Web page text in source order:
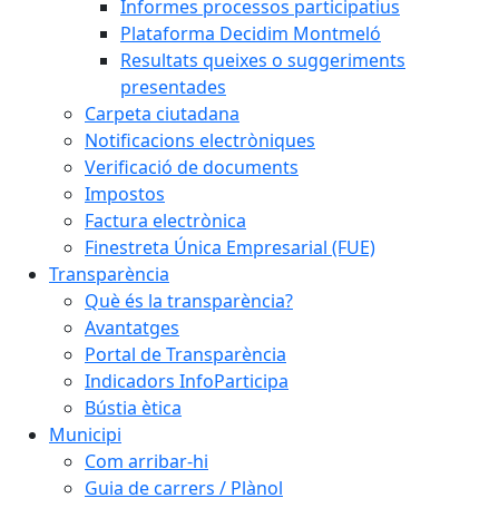
Informes processos participatius
Plataforma Decidim Montmeló
Resultats queixes o suggeriments
presentades
Carpeta ciutadana
Notificacions electròniques
Verificació de documents
Impostos
Factura electrònica
Finestreta Única Empresarial (FUE)
Transparència
Què és la transparència?
Avantatges
Portal de Transparència
Indicadors InfoParticipa
Bústia ètica
Municipi
Com arribar-hi
Guia de carrers / Plànol